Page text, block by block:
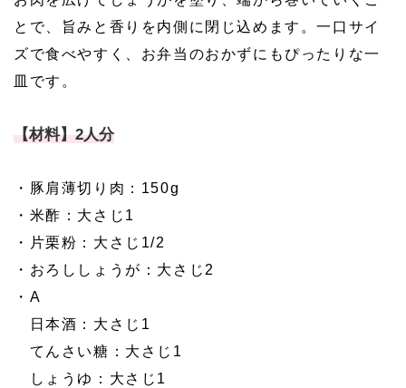
とで、旨みと香りを内側に閉じ込めます。一口サイ
ズで食べやすく、お弁当のおかずにもぴったりな一
皿です。
【材料】2人分
・豚肩薄切り肉：150g
・米酢：大さじ1
・片栗粉：大さじ1/2
・おろししょうが：大さじ2
・A
日本酒：大さじ1
てんさい糖：大さじ1
しょうゆ：大さじ1